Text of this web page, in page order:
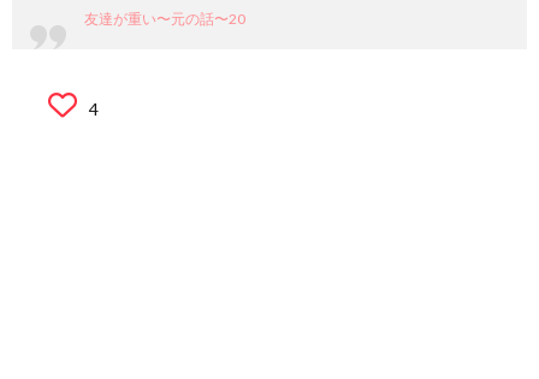
友達が重い〜元の話〜20
4